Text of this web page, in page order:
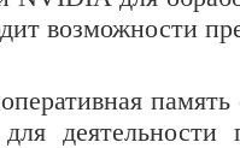
возможности